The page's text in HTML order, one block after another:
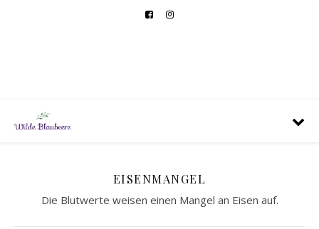
EISENMANGEL
Die Blutwerte weisen einen Mangel an Eisen auf.